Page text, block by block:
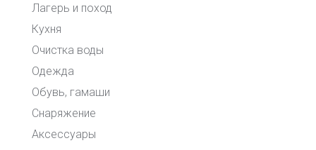
Лагерь и поход
Кухня
Очистка воды
Одежда
Обувь, гамаши
Снаряжение
Аксессуары